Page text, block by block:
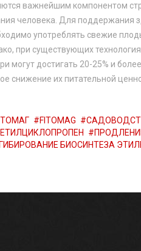
важнейшим компонентом
человека. Для поддержания
употреблять свежие
при существующих
могут достигать 20-25% и
снижение их питательной
FITOMAG
БИОСИНТЕЗА